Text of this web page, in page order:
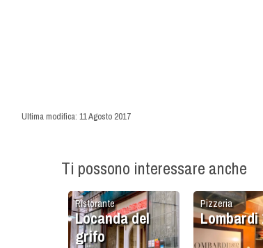
Ultima modifica: 11 Agosto 2017
Ti possono interessare anche
Pizzeria
Lombardi
Ristorante
Locanda del
grifo